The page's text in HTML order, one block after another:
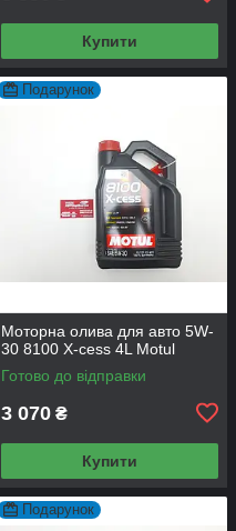
Купити
Подарунок
Моторна олива для авто 5W-
30 8100 X-cess 4L Motul
Готово до відправки
3 070 ₴
Купити
Подарунок